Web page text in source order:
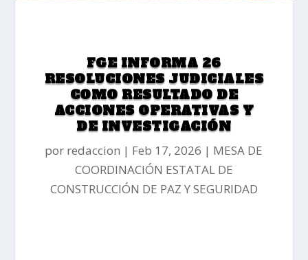
FGE INFORMA 26
RESOLUCIONES JUDICIALES
COMO RESULTADO DE
ACCIONES OPERATIVAS Y
DE INVESTIGACIÓN
por redaccion Feb 17, 2026
MESA DE
COORDINACIÓN ESTATAL DE
CONSTRUCCIÓN DE PAZ Y SEGURIDAD